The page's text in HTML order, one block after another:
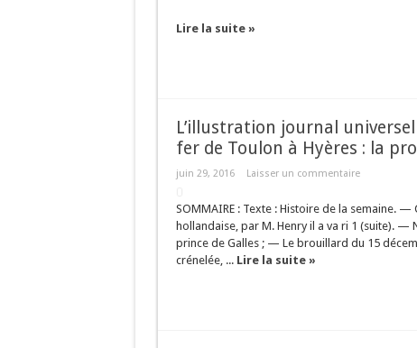
Lire la suite »
L’illustration journal
fer de Toulon à Hyères : la
juin 29, 2016 Laisser un commentaire
SOMMAIRE : Texte : Histoire de la semaine.
hollandaise, par M. Henry il a va ri 1 (suite).
prince de Galles ; — Le brouillard du 15
crénelée, ... Lire la suite »